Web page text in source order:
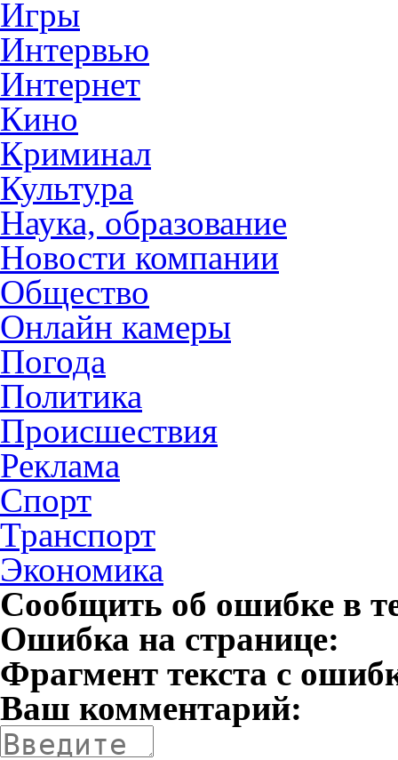
Игры
Интервью
Интернет
Кино
Криминал
Культура
Наука, образование
Новости компании
Общество
Онлайн камеры
Погода
Политика
Происшествия
Реклама
Спорт
Транспорт
Экономика
Сообщить об ошибке в
Ошибка на странице:
Фрагмент текста с
Ваш комментарий: